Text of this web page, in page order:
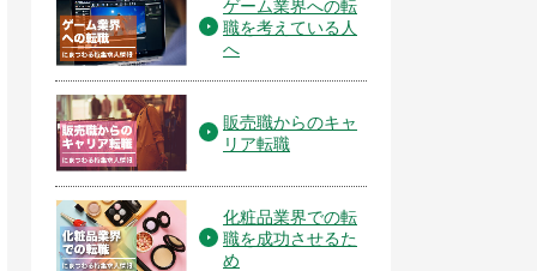
ゲーム業界への転
職を考えている人
へ
販売職からのキャ
リア転職
化粧品業界での転
職を成功させるた
め